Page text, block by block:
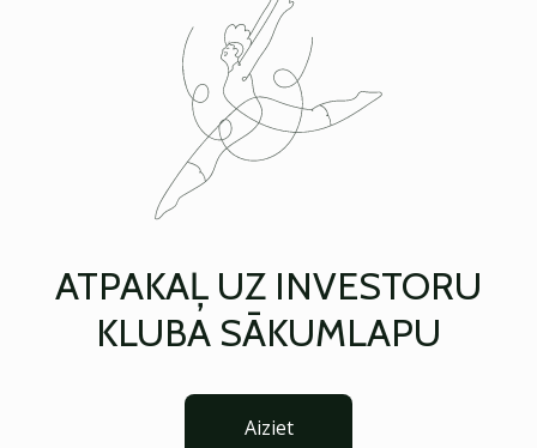
ATPAKAĻ UZ INVESTORU
KLUBA SĀKUMLAPU
Aiziet